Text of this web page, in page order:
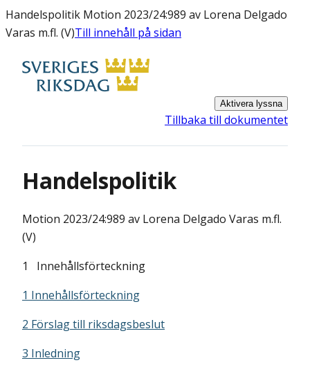
Handelspolitik Motion 2023/24:989 av Lorena Delgado
Varas m.fl. (V)Till innehåll på sidan
Aktivera lyssna
Tillbaka till dokumentet
Handelspolitik
Motion 2023/24:989 av Lorena Delgado Varas m.fl.
(V)
1 Innehållsförteckning
1 Innehållsförteckning
2 Förslag till riksdagsbeslut
3 Inledning